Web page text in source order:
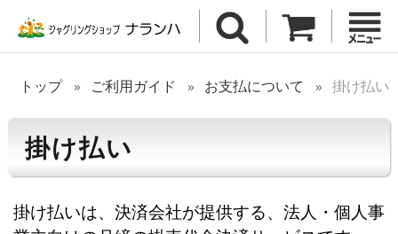
トップ ご利用ガイド お支払について 掛け払い
掛け払い
掛け払いは、決済会社が提供する、法人・個人事